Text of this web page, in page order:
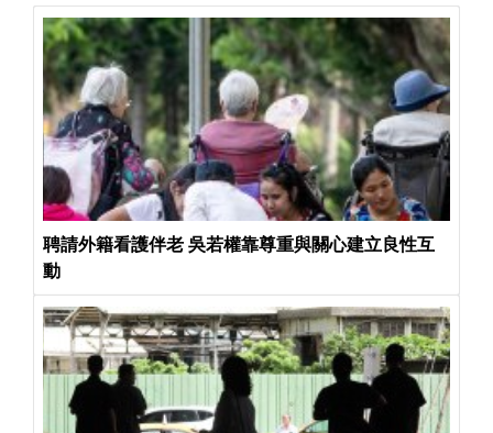
聘請外籍看護伴老 吳若權靠尊重與關心建立良性互
動